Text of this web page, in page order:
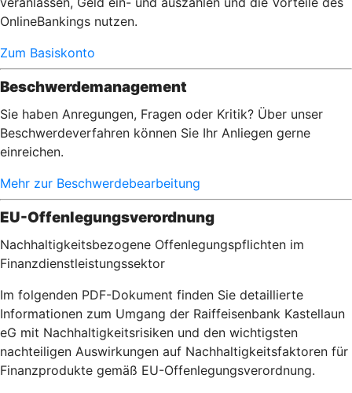
OnlineBankings nutzen.
Zum Basiskonto
Beschwerdemanagement
Sie haben Anregungen, Fragen oder Kritik? Über unser
Beschwerdeverfahren können Sie Ihr Anliegen gerne
einreichen.
Mehr zur Beschwerdebearbeitung
EU-Offenlegungsverordnung
Nachhaltigkeitsbezogene Offenlegungspflichten im
Finanzdienstleistungssektor
Im folgenden PDF-Dokument finden Sie detaillierte
Informationen zum Umgang der Raiffeisenbank Kastellaun
eG mit Nachhaltigkeitsrisiken und den wichtigsten
nachteiligen Auswirkungen auf Nachhaltigkeitsfaktoren für
Finanzprodukte gemäß EU-Offenlegungsverordnung.